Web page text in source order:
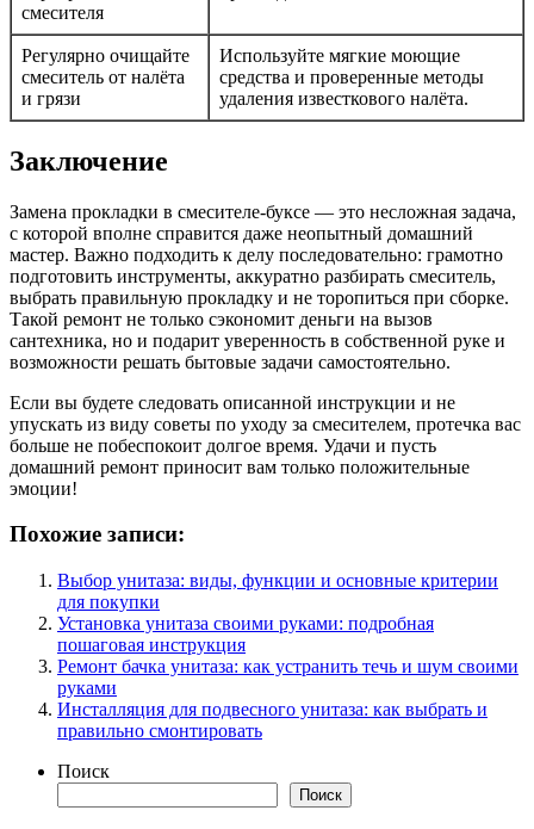
смесителя
Регулярно очищайте
смеситель от налёта
и грязи
Используйте мягкие моющие
средства и проверенные методы
удаления известкового налёта.
Заключение
Замена прокладки в смесителе-буксе — это несложная задача,
с которой вполне справится даже неопытный домашний
мастер. Важно подходить к делу последовательно: грамотно
подготовить инструменты, аккуратно разбирать смеситель,
выбрать правильную прокладку и не торопиться при сборке.
Такой ремонт не только сэкономит деньги на вызов
сантехника, но и подарит уверенность в собственной руке и
возможности решать бытовые задачи самостоятельно.
Если вы будете следовать описанной инструкции и не
упускать из виду советы по уходу за смесителем, протечка вас
больше не побеспокоит долгое время. Удачи и пусть
домашний ремонт приносит вам только положительные
эмоции!
Похожие записи:
Выбор унитаза: виды, функции и основные критерии
для покупки
Установка унитаза своими руками: подробная
пошаговая инструкция
Ремонт бачка унитаза: как устранить течь и шум своими
руками
Инсталляция для подвесного унитаза: как выбрать и
правильно смонтировать
Поиск
Поиск